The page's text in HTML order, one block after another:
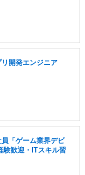
開発エンジニア
「ゲーム業界デビ
験歓迎・ITスキル習